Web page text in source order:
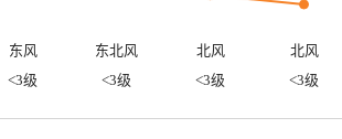
东风 东北风 北风
北风
<3级 <3级 <3级 <3级